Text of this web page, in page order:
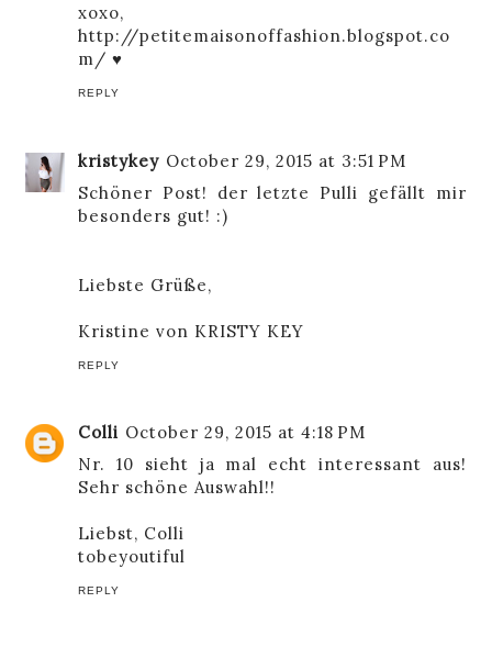
xoxo,
http://petitemaisonoffashion.blogspot.co
m/ ♥
REPLY
kristykey October 29, 2015 at 3:51 PM
Schöner Post! der letzte Pulli gefällt mir
besonders gut! :)
Liebste Grüße,
Kristine von KRISTY KEY
REPLY
Colli October 29, 2015 at 4:18 PM
Nr. 10 sieht ja mal echt interessant aus!
Sehr schöne Auswahl!!
Liebst, Colli
tobeyoutiful
REPLY